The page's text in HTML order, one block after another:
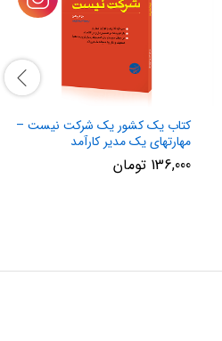
کتاب یک کشور یک شرکت نیست –
مهارتهای یک مدیر کارآمد
136,000 تومان